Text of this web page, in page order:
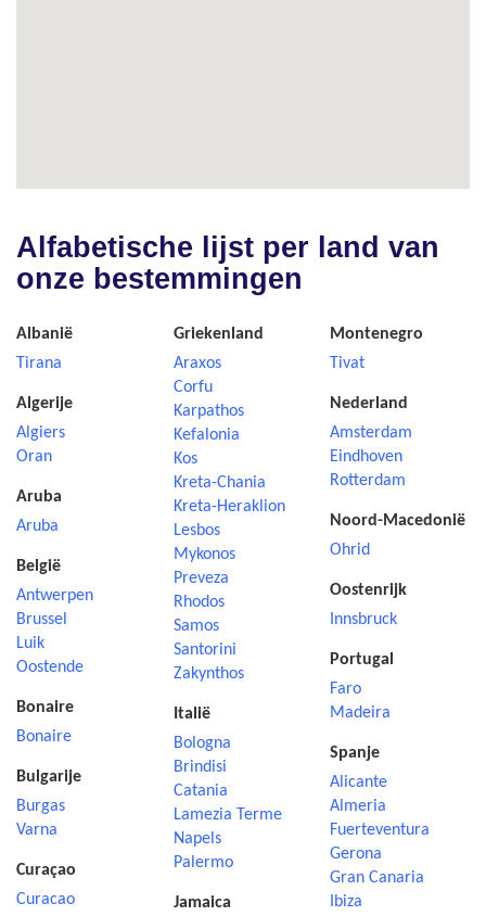
Alfabetische lijst per land van
onze bestemmingen
Albanië
Tirana
Algerije
Algiers
Oran
Aruba
Aruba
België
Antwerpen
Brussel
Luik
Oostende
Bonaire
Bonaire
Bulgarije
Burgas
Varna
Curaçao
Curacao
Griekenland
Araxos
Corfu
Karpathos
Kefalonia
Kos
Kreta-Chania
Kreta-Heraklion
Lesbos
Mykonos
Preveza
Rhodos
Samos
Santorini
Zakynthos
Italië
Bologna
Brindisi
Catania
Lamezia Terme
Napels
Palermo
Jamaica
Montenegro
Tivat
Nederland
Amsterdam
Eindhoven
Rotterdam
Noord-Macedonië
Ohrid
Oostenrijk
Innsbruck
Portugal
Faro
Madeira
Spanje
Alicante
Almeria
Fuerteventura
Gerona
Gran Canaria
Ibiza